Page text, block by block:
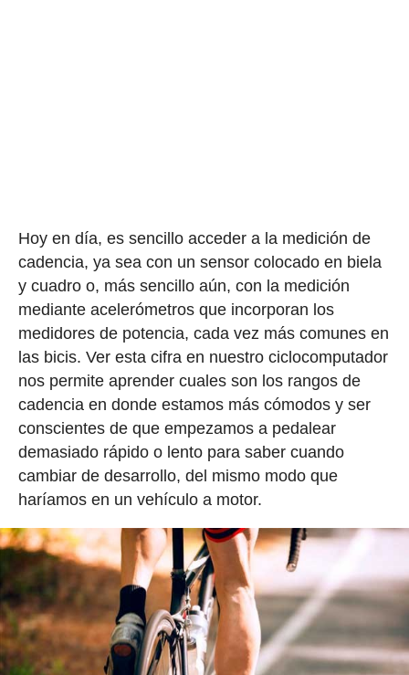
Hoy en día, es sencillo acceder a la medición de
cadencia, ya sea con un sensor colocado en biela
y cuadro o, más sencillo aún, con la medición
mediante acelerómetros que incorporan los
medidores de potencia, cada vez más comunes en
las bicis. Ver esta cifra en nuestro ciclocomputador
nos permite aprender cuales son los rangos de
cadencia en donde estamos más cómodos y ser
conscientes de que empezamos a pedalear
demasiado rápido o lento para saber cuando
cambiar de desarrollo, del mismo modo que
haríamos en un vehículo a motor.